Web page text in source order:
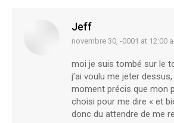
Jeff
says:
novembre 30, -0001 at 12:00
moi je suis tombé sur le
j’ai voulu me jeter
moment précis que mon
choisi pour me dire « et
donc du attendre de me